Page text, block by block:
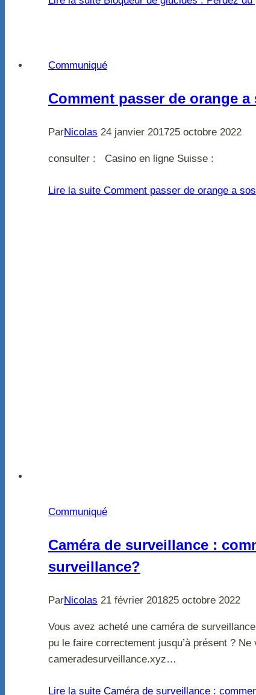
Communiqué
Comment passer de orange a
ParNicolas 24 janvier 201725 octobre 2022
consulter : Casino en ligne Suisse :
Lire la suite Comment passer de orange a
Communiqué
Caméra de surveillance :
surveillance?
ParNicolas 21 février 201825 octobre 2022
Vous avez acheté une caméra de
pu le faire correctement jusqu’à présent ?
cameradesurveillance.xyz…
Lire la suite Caméra de surveillance :